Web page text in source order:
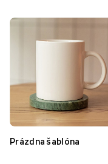
Prázdna šablóna